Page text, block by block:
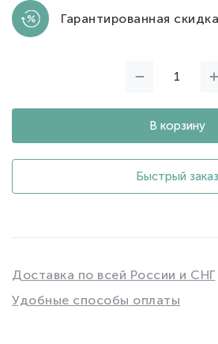
Гарантированная
В корзину
Быстрый заказ
Доставка по всей России и СНГ
Удобные способы оплаты